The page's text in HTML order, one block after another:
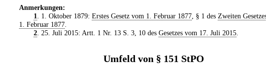
Anmerkungen:
1
. 1. Oktober 1879: Erstes Gesetz vom 1. Februar 1877, § 1 des Zweiten
1. Februar 1877
2. 25. Juli 2015: Artt. 1 Nr. 13 S. 3, 10 des Gesetzes vom 17. Juli 2015.
Umfeld von § 151 StPO